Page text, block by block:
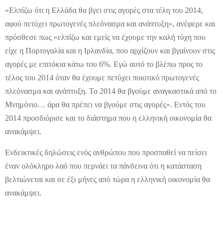
«Ελπίζω ότι η Ελλάδα θα βγει στις αγορές στα τέλη του 2014,
αφού πετύχει πρωτογενές πλεόνασμα και ανάπτυξη», ανέφερε και
πρόσθεσε πως «ελπίζω και εμείς να έχουμε την καλή τύχη που
είχε η Πορτογαλία και η Ιρλανδία, που αρχίζουν και βγαίνουν στις
αγορές με επιτόκια κάτω του 6%. Εγώ αυτό το βλέπω προς το
τέλος του 2014 όταν θα έχουμε πετύχει ποιοτικό πρωτογενές
πλεόνασμα και ανάπτυξη. Το 2014 θα βγούμε αναγκαστικά από το
Μνημόνιο… άρα θα πρέπει να βγούμε στις αγορές». Εντός του
2014 προσδιόρισε και το διάστημα που η ελληνική οικονομία θα
ανακάμψει.
Ενδεικτικές δηλώσεις ενός ανθρώπου που προσπαθεί να πείσει
έναν ολόκληρο λαό που περνάει τα πάνδεινα ότι η κατάσταση
βελτιώνεται και σε έξι μήνες από τώρα η ελληνική οικονομία θα
ανακάμψει.